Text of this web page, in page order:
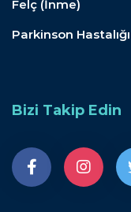
Felç (İnme)
Parkinson Hastalığı
Bizi Takip Edin